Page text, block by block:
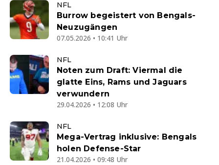
NFL
Burrow begeistert von Bengals-
Neuzugängen
07.05.2026 • 10:41 Uhr
NFL
Noten zum Draft: Viermal die
glatte Eins, Rams und Jaguars
verwundern
29.04.2026 • 12:08 Uhr
NFL
Mega-Vertrag inklusive: Bengals
holen Defense-Star
21.04.2026 • 09:48 Uhr